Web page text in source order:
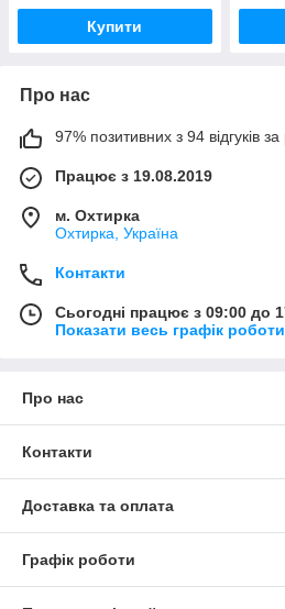
Купити
Про нас
97% позитивних з 94 відгуків за
Працює з 19.08.2019
м. Охтирка
Охтирка, Україна
Контакти
Сьогодні працює з 09:00 до
Показати весь графік роботи
Про нас
Контакти
Доставка та оплата
Графік роботи